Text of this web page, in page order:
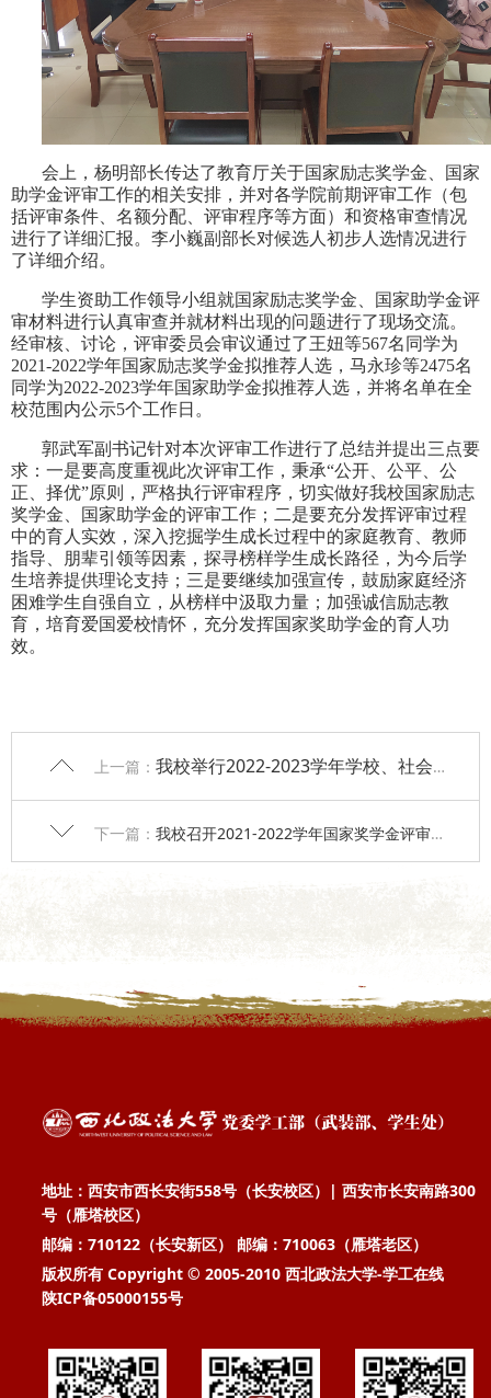
会上，杨明部长传达了教育厅关于国家励志奖学金、国家
助学金评审工作的相关安排 ， 并对各学院前期评审工作（包
括评审条件、名额分配、评审程序等方面）和资格审查情况
进行了详细汇报。 李小巍副部长对候选人初步人选情况进行
了详细介绍。
学生资助工作领导小组就国家励志奖学金、国家助学金评
审材料进行认真审查并就材料出现的问题进行了现场交流。
经审核
讨论，评审委员会审议通过了王妞等567名 同学为
2021-2022学年国家励志奖学金拟推荐人选 ， 马永珍等2475名
同学为2022-2023学年国家助学金拟推荐人选，并将名单在全
校范围内公示5个工作日。
郭武军副书记针对本次评审工作进行了总结并提出三点要
求 ：一是要高度重视此次评审工作，秉承“公开、公平、公
正、择优”原则，严格执行评审程序，切实做好我校国家励志
奖学金 、国家助学金的评审工作；二是要充分发挥评审过程
中的育人实效，深入挖掘学生成长过程中的家庭教育、教师
指导、朋辈引领等因素，探寻榜样学生成长路径，为今后学
生培养提供理论支持；三是要继续加强宣传，鼓励家庭经济
困难学生自强自立，从榜样中汲取力量；加强诚信励志教
育，培育爱国爱校情怀，充分发挥国家奖助学金的育人功
效。
上一篇： 我校举行2022-2023学年学校、社会奖助学金发放仪式暨“格润”助学金捐赠仪式
下一篇： 我校召开2021-2022学年国家奖学金评审工作会议
地址：西安市西长安街558号（长安校区）| 西安市长安南路300
号（雁塔校区）
邮编：710122（长安新区） 邮编：710063（雁塔老区）
版权所有 Copyright © 2005-2010 西北政法大学-学工在线
陕ICP备05000155号